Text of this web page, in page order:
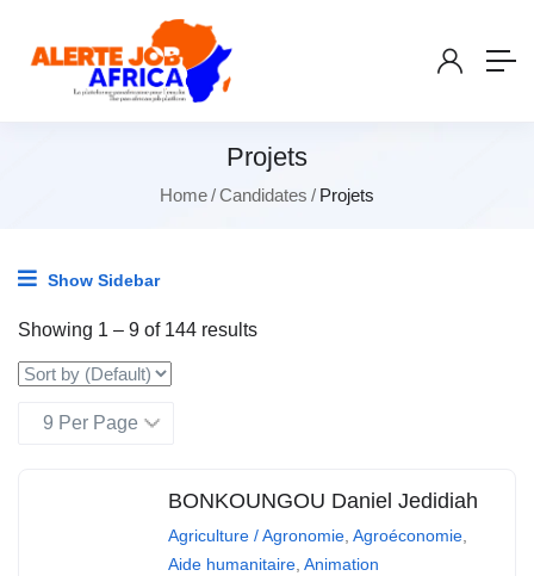
Projets
Home Candidates Projets
Show Sidebar
Showing 1 – 9 of 144 results
BONKOUNGOU Daniel Jedidiah
Agriculture / Agronomie, Agroéconomie,
Aide humanitaire, Animation